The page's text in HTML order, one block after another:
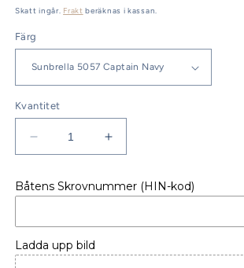
pris
Skatt ingår. Frakt beräknas i kassan.
Färg
Kvantitet
Minska
kvantitet
KONSOLSKYDD
CARLO
47
FLY
Öka
kvantitet
KONSOLSKYDD
CARLO
FLY
Båtens Skrovnummer (HIN-kod)
Ladda upp bild